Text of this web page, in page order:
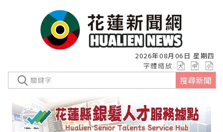
2026年08月06日 星期四
字體縮放
搜尋新聞